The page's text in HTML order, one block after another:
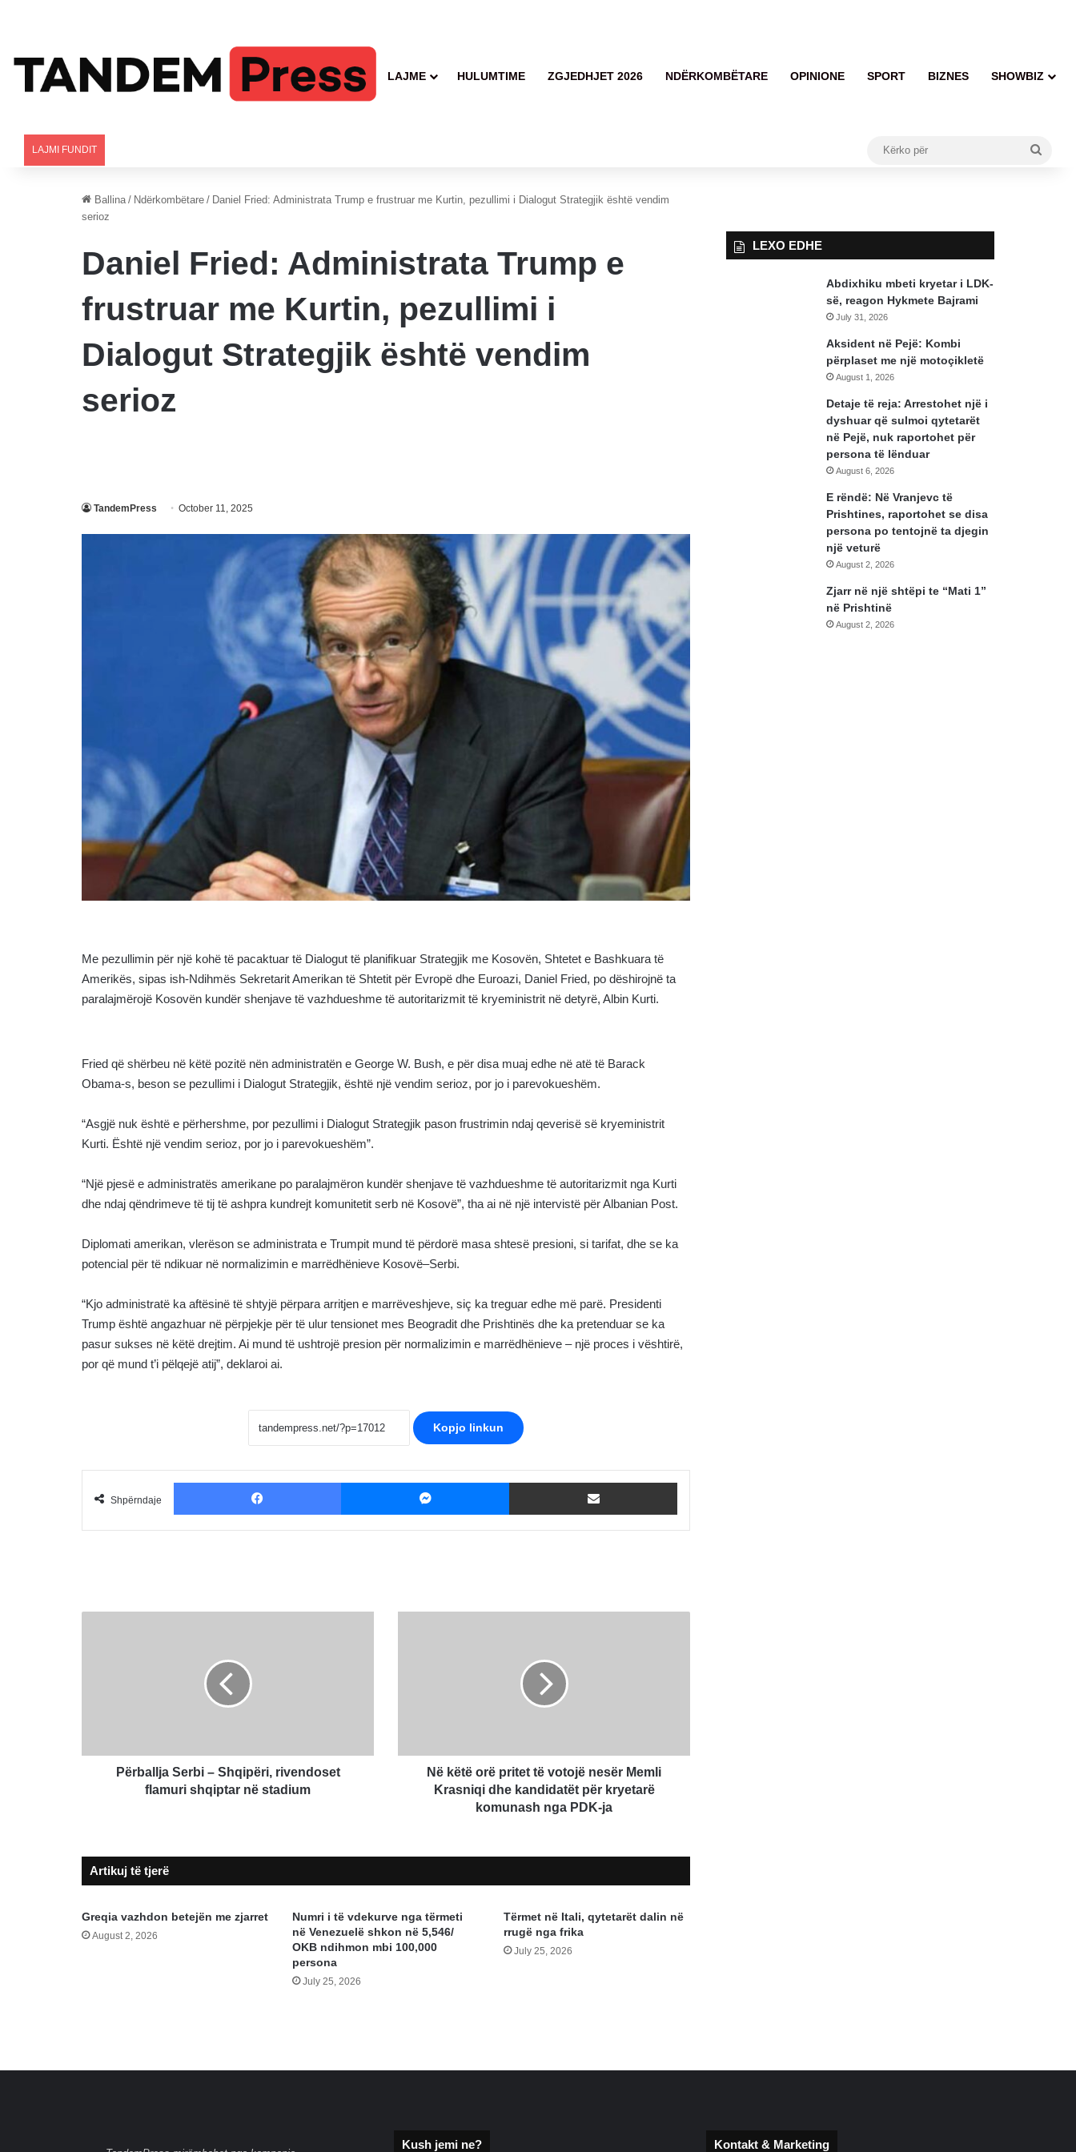
LAJME HULUMTIME ZGJEDHJET 2026 NDËRKOMBËTARE OPINIONE SPORT BIZNES SHOWBIZ
LAJMI FUNDIT
Ballina / Ndërkombëtare / Daniel Fried: Administrata Trump e frustruar me Kurtin, pezullimi i Dialogut Strategjik është vendim
serioz
Daniel Fried: Administrata Trump e
frustruar me Kurtin, pezullimi i
Dialogut Strategjik është vendim
serioz
TandemPress October 11, 2025
Me pezullimin për një kohë të pacaktuar të Dialogut të planifikuar Strategjik me Kosovën, Shtetet e Bashkuara të
Amerikës, sipas ish-Ndihmës Sekretarit Amerikan të Shtetit për Evropë dhe Euroazi, Daniel Fried, po dëshirojnë ta
paralajmërojë Kosovën kundër shenjave të vazhdueshme të autoritarizmit të kryeministrit në detyrë, Albin Kurti.
Fried që shërbeu në këtë pozitë nën administratën e George W. Bush, e për disa muaj edhe në atë të Barack
Obama-s, beson se pezullimi i Dialogut Strategjik, është një vendim serioz, por jo i parevokueshëm.
“Asgjë nuk është e përhershme, por pezullimi i Dialogut Strategjik pason frustrimin ndaj qeverisë së kryeministrit
Kurti. Është një vendim serioz, por jo i parevokueshëm”.
“Një pjesë e administratës amerikane po paralajmëron kundër shenjave të vazhdueshme të autoritarizmit nga Kurti
dhe ndaj qëndrimeve të tij të ashpra kundrejt komunitetit serb në Kosovë”, tha ai në një intervistë për Albanian Post.
Diplomati amerikan, vlerëson se administrata e Trumpit mund të përdorë masa shtesë presioni, si tarifat, dhe se ka
potencial për të ndikuar në normalizimin e marrëdhënieve Kosovë–Serbi.
“Kjo administratë ka aftësinë të shtyjë përpara arritjen e marrëveshjeve, siç ka treguar edhe më parë. Presidenti
Trump është angazhuar në përpjekje për të ulur tensionet mes Beogradit dhe Prishtinës dhe ka pretenduar se ka
pasur sukses në këtë drejtim. Ai mund të ushtrojë presion për normalizimin e marrëdhënieve – një proces i vështirë,
por që mund t’i pëlqejë atij”, deklaroi ai.
Kopjo linkun
Shpërndaje
Facebook Messenger Shpërndaje me Email
stadium
Përballja Serbi – Shqipëri, rivendoset
flamuri shqiptar në stadium
Krasniqi
kandidatët
nga
ja
Në këtë orë pritet të votojë nesër Memli
Krasniqi dhe kandidatët për kryetarë
komunash nga PDK-ja
Artikuj të tjerë
Greqia vazhdon betejën me zjarret
August 2, 2026
Numri i të vdekurve nga tërmeti
në Venezuelë shkon në 5,546/
OKB ndihmon mbi 100,000
persona
July 25, 2026
Tërmet në Itali, qytetarët dalin në
rrugë nga frika
July 25, 2026
LEXO EDHE
Abdixhiku mbeti kryetar i LDK-
së, reagon Hykmete Bajrami
July 31, 2026
Aksident në Pejë: Kombi
përplaset me një motoçikletë
August 1, 2026
Detaje të reja: Arrestohet një i
dyshuar që sulmoi qytetarët
në Pejë, nuk raportohet për
persona të lënduar
August 6, 2026
E rëndë: Në Vranjevc të
Prishtines, raportohet se disa
persona po tentojnë ta djegin
një veturë
August 2, 2026
Zjarr në një shtëpi te “Mati 1”
në Prishtinë
August 2, 2026
Kush jemi ne? Kontakt & Marketing